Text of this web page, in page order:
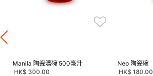
Manila 陶瓷湯碗 500毫升
HK$ 300.00
Neo 陶瓷碗
HK$ 180.00